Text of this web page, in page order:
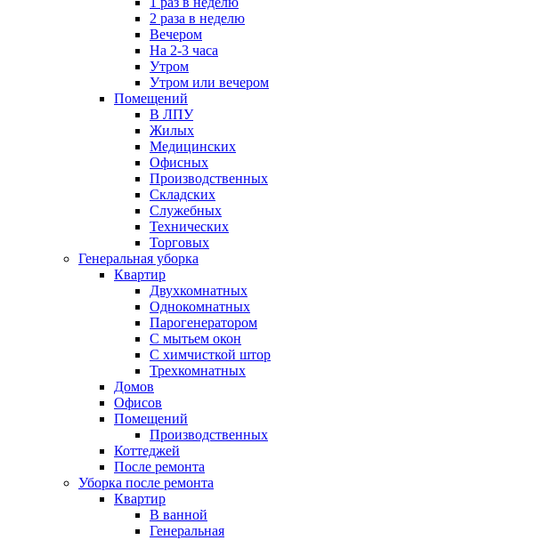
2 раза в неделю
Вечером
На 2-3 часа
Утром
Утром или вечером
Помещений
В ЛПУ
Жилых
Медицинских
Офисных
Производственных
Складских
Служебных
Технических
Торговых
Генеральная уборка
Квартир
Двухкомнатных
Однокомнатных
Парогенератором
С мытьем окон
С химчисткой штор
Трехкомнатных
Домов
Офисов
Помещений
Производственных
Коттеджей
После ремонта
Уборка после ремонта
Квартир
В ванной
Генеральная